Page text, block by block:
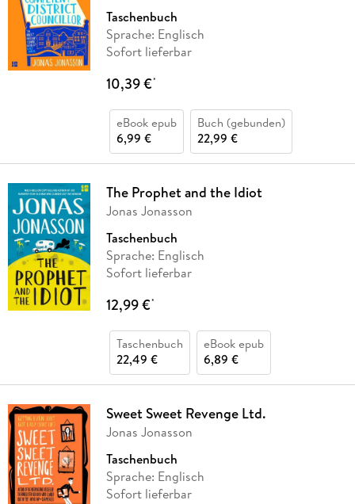
Taschenbuch
Sprache: Englisch
Sofort lieferbar
10,39 €*
eBook epub
6,99 €
Buch (gebunden)
22,99 €
The Prophet and the Idiot
Jonas Jonasson
Taschenbuch
Sprache: Englisch
Sofort lieferbar
12,99 €*
Taschenbuch
22,49 €
eBook epub
6,89 €
Sweet Sweet Revenge Ltd.
Jonas Jonasson
Taschenbuch
Sprache: Englisch
Sofort lieferbar